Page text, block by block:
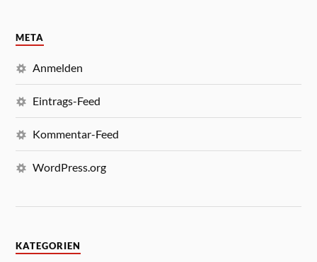
META
Anmelden
Eintrags-Feed
Kommentar-Feed
WordPress.org
KATEGORIEN